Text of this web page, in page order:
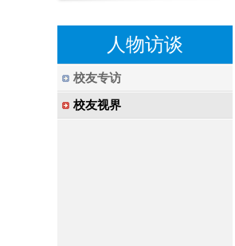
人物访谈
校友专访
校友视界